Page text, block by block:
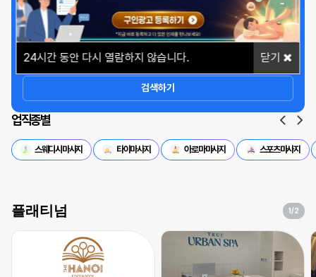
24시간 동안 다시 열람하지 않습니다. 닫기
상세옵션
검색하기
업직종별
스웨디시마사지 타이마사지 아로마마사지 스포츠마사지
플래티넘 1/2